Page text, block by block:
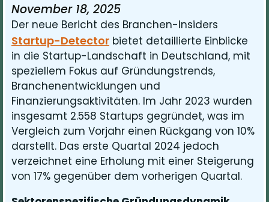
November 18, 2025
Der neue Bericht des Branchen-Insiders
Startup-Detector bietet detaillierte Einblicke
in die Startup-Landschaft in Deutschland, mit
speziellem Fokus auf Gründungstrends,
Branchenentwicklungen und
Finanzierungsaktivitäten. Im Jahr 2023 wurden
insgesamt 2.558 Startups gegründet, was im
Vergleich zum Vorjahr einen Rückgang von 10%
darstellt. Das erste Quartal 2024 jedoch
verzeichnet eine Erholung mit einer Steigerung
von 17% gegenüber dem vorherigen Quartal.